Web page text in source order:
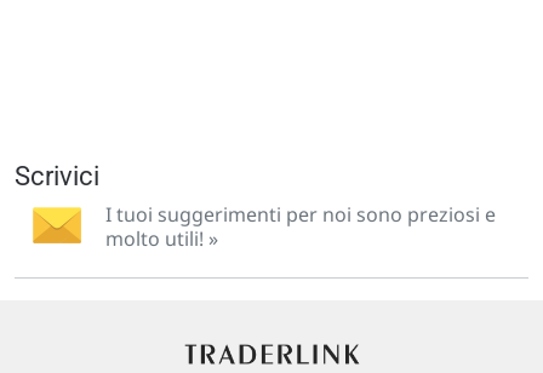
Scrivici
I tuoi suggerimenti per noi sono preziosi e
molto utili! »